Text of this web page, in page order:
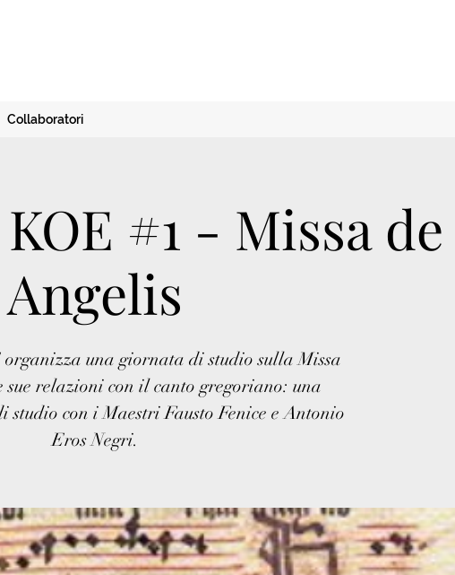
Collaboratori
#1 - Missa de
Angelis
organizza una giornata di studio sulla Missa
sue relazioni con il canto gregoriano: una
studio con i Maestri Fausto Fenice e Antonio
Eros Negri.